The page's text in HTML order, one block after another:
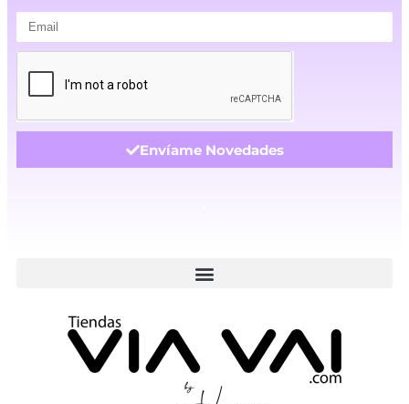
Envíame Novedades